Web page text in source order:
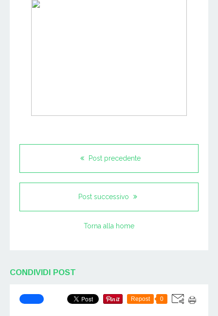
Post precedente
Post successivo
Torna alla home
CONDIVIDI POST
Repost 0